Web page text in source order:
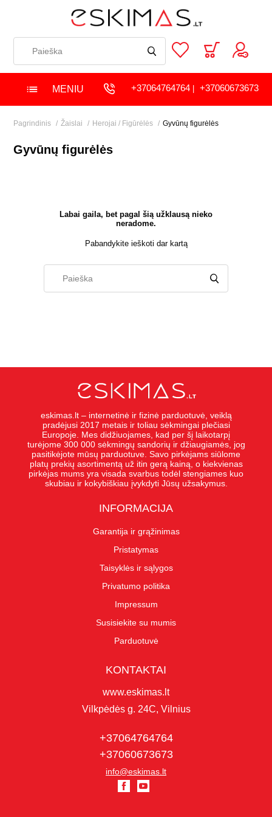
MENIU +37064764764| +37060673673
Pagrindinis Žaislai Herojai / Figūrėlės Gyvūnų figurėlės
Gyvūnų figurėlės
Labai gaila, bet pagal šią užklausą nieko
neradome.
Pabandykite ieškoti dar kartą
eskimas.lt – internetinė ir fizinė parduotuvė, veiklą
pradėjusi 2017 metais ir toliau sėkmingai plečiasi
Europoje. Mes didžiuojames, kad per šį laikotarpį
turėjome 300 000 sėkmingų sandorių ir džiaugiamės, jog
pasitikėjote mūsų parduotuve. Savo pirkėjams siūlome
platų prekių asortimentą už itin gerą kainą, o kiekvienas
pirkėjas mums yra visada svarbus todėl stengiames kuo
skubiau ir kokybiškiau įvykdyti Jūsų užsakymus.
INFORMACIJA
Garantija ir grąžinimas
Pristatymas
Taisyklės ir sąlygos
Privatumo politika
Impressum
Susisiekite su mumis
Parduotuvė
KONTAKTAI
www.eskimas.lt
Vilkpėdės g. 24C, Vilnius
+37064764764
+37060673673
info@eskimas.lt